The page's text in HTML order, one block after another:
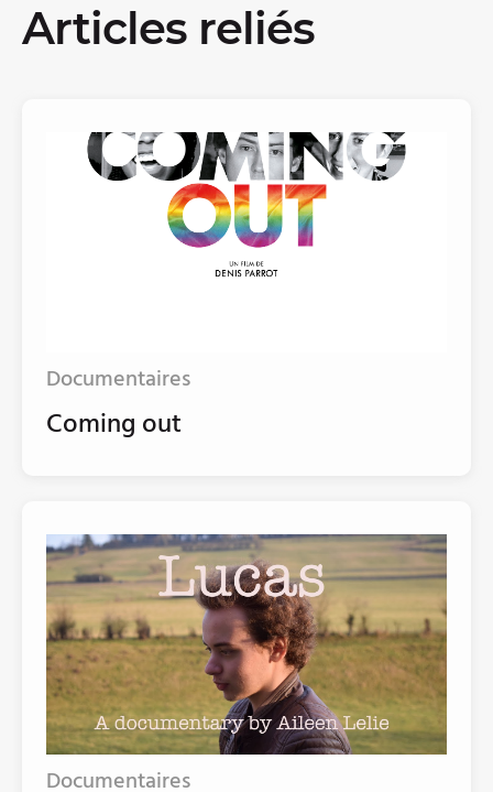
Articles reliés
Documentaires
Coming out
Documentaires